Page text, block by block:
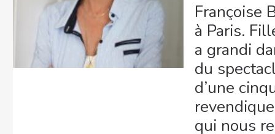
Françoise
à Paris.
a grandi
du
d’une
qui nous